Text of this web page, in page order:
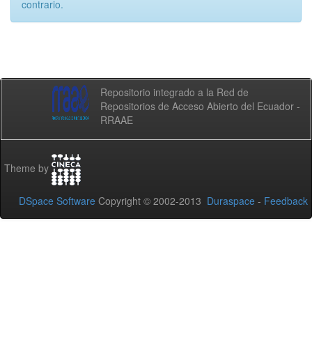
contrario.
Repositorio integrado a la Red de
Repositorios de Acceso Abierto del Ecuador -
RRAAE
Theme by
DSpace Software Copyright © 2002-2013 Duraspace - Feedback